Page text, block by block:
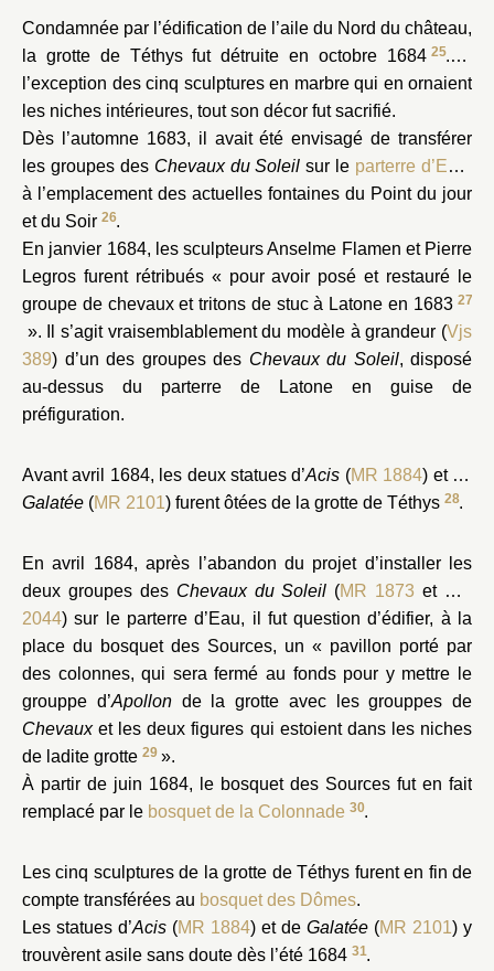
Condamnée par l’édification de l’aile du Nord du château,
la grotte de Téthys fut détruite en octobre 1684 25. À
l’exception des cinq sculptures en marbre qui en ornaient
les niches intérieures, tout son décor fut sacrifié.
Dès l’automne 1683, il avait été envisagé de transférer
les groupes des Chevaux du Soleil sur le parterre d’Eau
à l’emplacement des actuelles fontaines du Point du jour
et du Soir 26.
En janvier 1684, les sculpteurs Anselme Flamen et Pierre
Legros furent rétribués « pour avoir posé et restauré le
groupe de chevaux et tritons de stuc à Latone en 1683 27
». Il s’agit vraisemblablement du modèle à grandeur (Vjs
389) d’un des groupes des Chevaux du Soleil, disposé
au-dessus du parterre de Latone en guise de
préfiguration.
Avant avril 1684, les deux statues d’Acis (MR 1884) et de
Galatée (MR 2101) furent ôtées de la grotte de Téthys 28.
En avril 1684, après l’abandon du projet d’installer les
deux groupes des Chevaux du Soleil (MR 1873 et MR
2044) sur le parterre d’Eau, il fut question d’édifier, à la
place du bosquet des Sources, un « pavillon porté par
des colonnes, qui sera fermé au fonds pour y mettre le
grouppe d’Apollonde la grotte avec les grouppes de
Chevauxet les deux figures qui estoient dans les niches
de ladite grotte 29».
À partir de juin 1684, le bosquet des Sources fut en fait
remplacé par le bosquet de la Colonnade 30.
Les cinq sculptures de la grotte de Téthys furent en fin de
compte transférées au bosquet des Dômes.
Les statues d’Acis (MR 1884) et de Galatée (MR 2101) y
trouvèrent asile sans doute dès l’été 1684 31.